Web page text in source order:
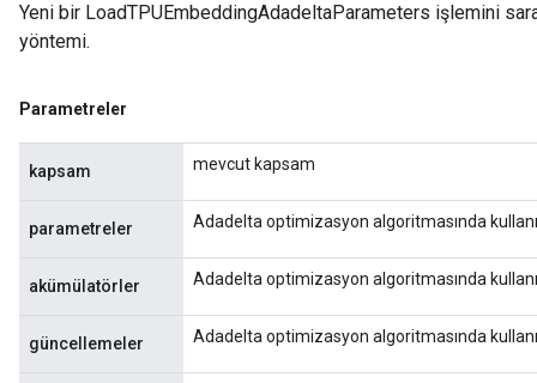
Yeni bir LoadTPUEmbeddingAdadeltaParameters işlemini
yöntemi.
Parametreler
kapsam mevcut kapsam
parametreler Adadelta optimizasyon algoritmasında
akümülatörler Adadelta optimizasyon algoritmasında
güncellemeler Adadelta optimizasyon algoritmasında